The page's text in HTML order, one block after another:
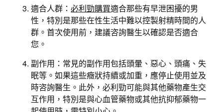
適合人群：必利勁購買適合那些有早泄困擾的男
性，特別是那些在性生活中難以控製射精時間的人
群。首次使用前，建議咨詢醫生以確認是否適合
您。
副作用：常見的副作用包括頭暈、惡心、頭痛、失
眠等。如果這些癥狀持續或加重，應停止使用並及
時咨詢醫生。此外，必利勁可能與其他藥物產生交
互作用，特別是與心血管藥物或其他抗抑郁藥物一